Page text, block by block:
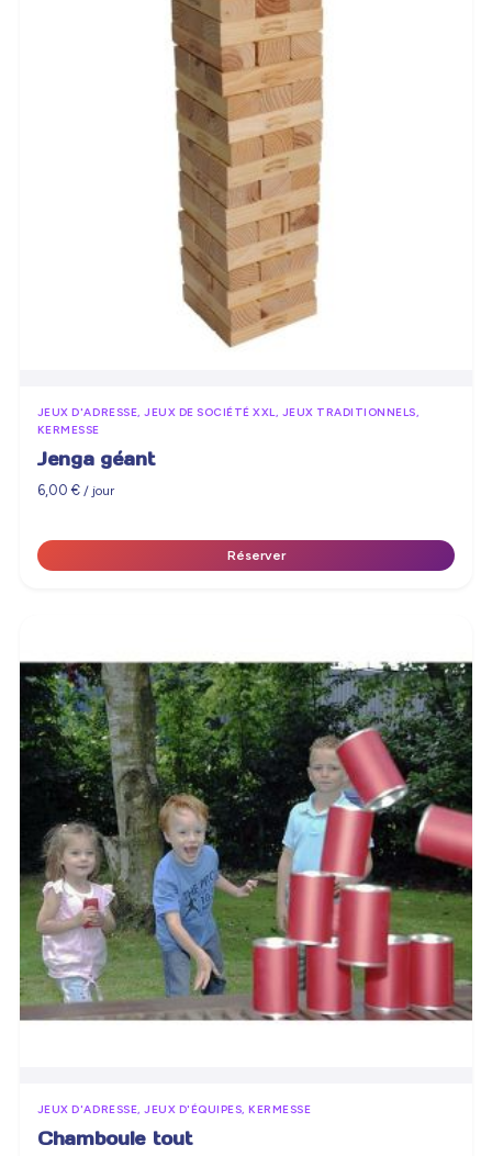
JEUX D'ADRESSE, JEUX DE SOCIÉTÉ XXL, JEUX TRADITIONNELS,
KERMESSE
Jenga géant
6,00€ / jour
Réserver
JEUX D'ADRESSE, JEUX D'ÉQUIPES, KERMESSE
Chamboule tout